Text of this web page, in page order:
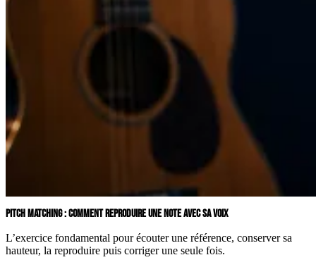
PITCH MATCHING : COMMENT REPRODUIRE UNE NOTE AVEC SA VOIX
L’exercice fondamental pour écouter une référence, conserver sa
hauteur, la reproduire puis corriger une seule fois.